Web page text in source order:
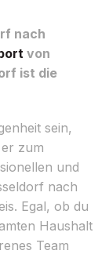
nach
von
ist die
sein,
zum
und
nach
Egal, ob du
Haushalt
Team